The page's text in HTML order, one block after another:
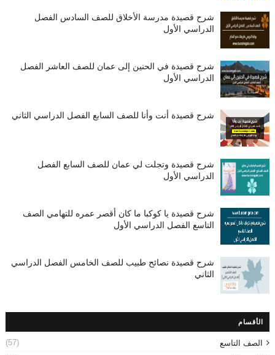
شرح قصيدة مدرسة الأخلاق للصف السادس الفصل
الدراسي الأول
شرح قصيدة في الحنين إلى عمان للصف العاشر الفصل
الدراسي الأول
شرح قصيدة أنت وأنا للصف السابع الفصل الدراسي الثاني
شرح قصيدة وتجلت لي عمان للصف السابع الفصل
الدراسي الأول
شرح قصيدة يا كوكبا ما كان أقصر عمره للتهامي الصف
التاسع الفصل الدراسي الأول
شرح قصيدة نصائح طبيب للصف الخامس الفصل الدراسي
الثاني
الأقسام
الصف التاسع
(57)